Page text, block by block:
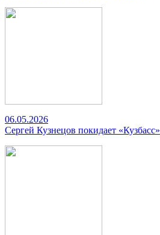
06.05.2026
Сергей Кузнецов покидает «Кузбасс»